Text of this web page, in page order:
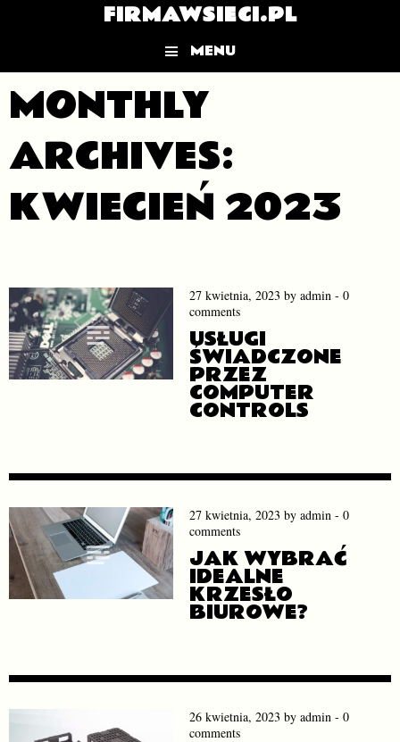
FIRMAWSIECI.PL
MENU
Skip to content
MONTHLY
ARCHIVES:
KWIECIEŃ 2023
27 kwietnia, 2023 by admin - 0
comments
USŁUGI
ŚWIADCZONE
PRZEZ
COMPUTER
CONTROLS
27 kwietnia, 2023 by admin - 0
comments
JAK WYBRAĆ
IDEALNE
KRZESŁO
BIUROWE?
26 kwietnia, 2023 by admin - 0
comments